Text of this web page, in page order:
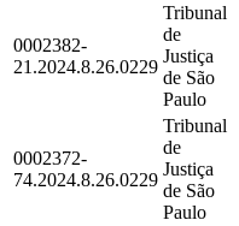
0002382-
21.2024.8.26.0229
Tribunal
de
Justiça
de São
Paulo
0002372-
74.2024.8.26.0229
Tribunal
de
Justiça
de São
Paulo